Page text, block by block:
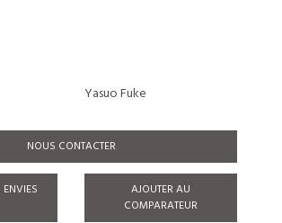
Yasuo Fuke
NOUS CONTACTER
AJOUTER AU
COMPARATEUR